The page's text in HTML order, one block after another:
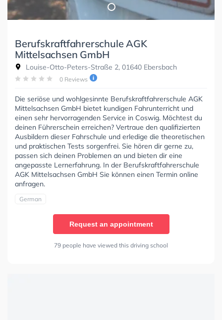
Berufskraftfahrerschule AGK
Mittelsachsen GmbH
Louise-Otto-Peters-Straße 2, 01640 Ebersbach
0 Reviews
Die seriöse und wohlgesinnte Berufskraftfahrerschule AGK
Mittelsachsen GmbH bietet kundigen Fahrunterricht und
einen sehr hervorragenden Service in Coswig. Möchtest du
deinen Führerschein erreichen? Vertraue den qualifizierten
Ausbildern dieser Fahrschule und erledige die theoretischen
und praktischen Tests sorgenfrei. Sie hören dir gerne zu,
passen sich deinen Problemen an und bieten dir eine
angepasste Lernerfahrung. In der Berufskraftfahrerschule
AGK Mittelsachsen GmbH Sie können einen Termin online
anfragen.
German
Request an appointment
79 people have viewed this driving school